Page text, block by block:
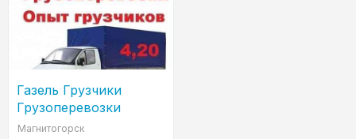
Газель Грузчики
Грузоперевозки
Магнитогорск
Магнитогорск